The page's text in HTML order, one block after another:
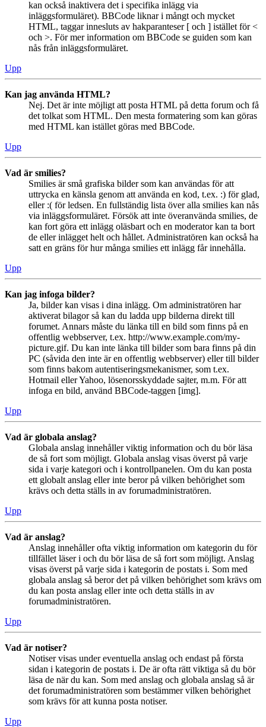
kan också inaktivera det i specifika inlägg via
inläggsformuläret). BBCode liknar i mångt och mycket
HTML, taggar innesluts av hakparanteser [ och ] istället för <
och >. För mer information om BBCode se guiden som kan
nås från inläggsformuläret.
Upp
Kan jag använda HTML?
Nej. Det är inte möjligt att posta HTML på detta forum och få
det tolkat som HTML. Den mesta formatering som kan göras
med HTML kan istället göras med BBCode.
Upp
Vad är smilies?
Smilies är små grafiska bilder som kan användas för att
uttrycka en känsla genom att använda en kod, t.ex. :) för glad,
eller :( för ledsen. En fullständig lista över alla smilies kan nås
via inläggsformuläret. Försök att inte överanvända smilies, de
kan fort göra ett inlägg oläsbart och en moderator kan ta bort
de eller inlägget helt och hållet. Administratören kan också ha
satt en gräns för hur många smilies ett inlägg får innehålla.
Upp
Kan jag infoga bilder?
Ja, bilder kan visas i dina inlägg. Om administratören har
aktiverat bilagor så kan du ladda upp bilderna direkt till
forumet. Annars måste du länka till en bild som finns på en
offentlig webbserver, t.ex. http://www.example.com/my-
picture.gif. Du kan inte länka till bilder som bara finns på din
PC (såvida den inte är en offentlig webbserver) eller till bilder
som finns bakom autentiseringsmekanismer, som t.ex.
Hotmail eller Yahoo, lösenorsskyddade sajter, m.m. För att
infoga en bild, använd BBCode-taggen [img].
Upp
Vad är globala anslag?
Globala anslag innehåller viktig information och du bör läsa
de så fort som möjligt. Globala anslag visas överst på varje
sida i varje kategori och i kontrollpanelen. Om du kan posta
ett globalt anslag eller inte beror på vilken behörighet som
krävs och detta ställs in av forumadministratören.
Upp
Vad är anslag?
Anslag innehåller ofta viktig information om kategorin du för
tillfället läser i och du bör läsa de så fort som möjligt. Anslag
visas överst på varje sida i kategorin de postats i. Som med
globala anslag så beror det på vilken behörighet som krävs om
du kan posta anslag eller inte och detta ställs in av
forumadministratören.
Upp
Vad är notiser?
Notiser visas under eventuella anslag och endast på första
sidan i kategorin de postats i. De är ofta rätt viktiga så du bör
läsa de när du kan. Som med anslag och globala anslag så är
det forumadministratören som bestämmer vilken behörighet
som krävs för att kunna posta notiser.
Upp